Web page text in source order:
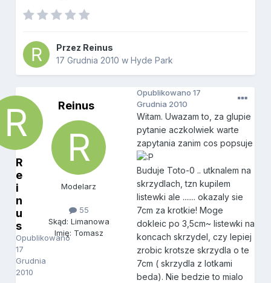
Przez Reinus
17 Grudnia 2010 wHyde Park
R
e
i
n
u
s
Opublikowano
17
Grudnia
2010
Reinus
Modelarz
55
Skąd: Limanowa
Imię: Tomasz
Opublikowano17
Grudnia 2010
Witam. Uwazam to, za glupie
pytanie aczkolwiek warte
zapytania zanim cos popsuje
Buduje Toto-0 .. utknalem na
skrzydlach, tzn kupilem
listewki ale ....... okazaly sie
7cm za krotkie! Moge
dokleic po 3,5cm~ listewki na
koncach skrzydel, czy lepiej
zrobic krotsze skrzydla o te
7cm ( skrzydla z lotkami
beda). Nie bedzie to mialo